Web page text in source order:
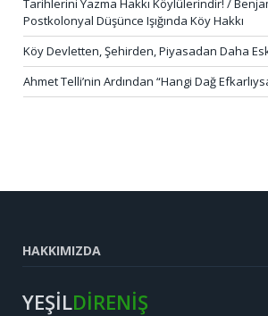
Tarihlerini Yazma Hakkı Köylülerindir! /
Postkolonyal Düşünce Işığında Köy Hakkı
Köy Devletten, Şehirden, Piyasadan Daha
Ahmet Telli’nin Ardından “Hangi Dağ
HAKKIMIZDA
YEŞİLDİRENİŞ